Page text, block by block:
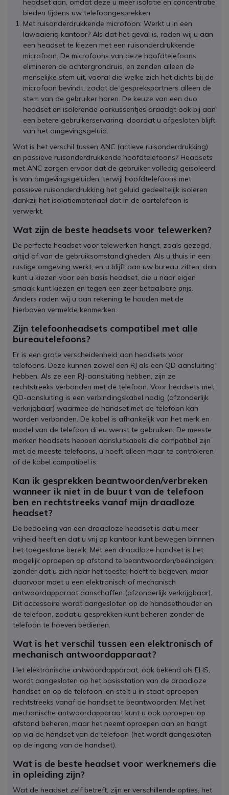
bieden tijdens uw telefoongesprekken.
Met ruisonderdrukkende microfoon: Werkt u in een
lawaaierig kantoor? Als dat het geval is, raden wij u aan
een headset te kiezen met een ruisonderdrukkende
microfoon. De microfoons van deze hoofdtelefoons
elimineren de achtergrondruis, en zenden alleen de
menselijke stem uit, vooral die welke zich het dichts bij de
microfoon bevindt, zodat de gesprekspartners alleen de
stem van de gebruiker horen. De keuze van een duo
headset en isolerende oorkussentjes draadgt ook bij aan
een betere gebruikerservaring, doordat u afgesloten blijft
van het omgevingsgeluid.
Wat is het verschil tussen ANC (actieve ruisonderdrukking)
en passieve ruisonderdrukkende hoofdtelefoons? Headsets
met ANC zorgen ervoor dat de gebruiker volledig geïsoleerd
is van omgevingsgeluiden, terwijl hoofdtelefoons met
passieve ruisonderdrukking het geluid gedeeltelijk isoleren
dankzij het isolatiemateriaal dat in de oortelefoon is
verwerkt.
Wat zijn de beste headsets voor telewerken?
De perfecte headset voor telewerken hangt, zoals gezegd,
altijd af van de gebruiksomstandigheden. Als u thuis in een
rustige omgeving werkt, en u blijft aan uw bureau zitten, dan
kunt u kiezen voor een basis headset, die u naar eigen
smaak kunt kiezen en tegen een zeer betaalbare prijs.
Anders raden wij u aan rekening te houden met de
hierboven vermelde kenmerken.
Zijn telefoonheadsets compatibel met alle
bureautelefoons?
Er is een grote verscheidenheid aan headsets voor
telefoons. Deze kunnen zowel een RJ als een QD aansluiting
hebben. Als ze een RJ-aansluiting hebben, zijn ze
rechtstreeks verbonden met de telefoon. Voor headsets met
QD-aansluiting is een verbindingskabel nodig (afzonderlijk
verkrijgbaar) waarmee de handset met de telefoon kan
worden verbonden. De kabel is afhankelijk van het merk en
model van de telefoon di eu wenst te gebruiken. De meeste
merken headsets hebben aansluitkabels die compatibel zijn
met de meeste telefoons, u hoeft alleen maar te controleren
of de kabel compatibel is.
Kan ik gesprekken beantwoorden/verbreken
wanneer ik niet in de buurt van de telefoon
ben en rechtstreeks vanaf mijn draadloze
headset?
De bedoeling van een draadloze headset is dat u meer
vrijheid heeft en dat u vrij op kantoor kunt bewegen binnnen
het toegestane bereik. Met een draadloze handset is het
mogelijk oproepen op afstand te beantwoorden/beëindigen,
zonder dat u zich naar het toestel hoeft te begeven, maar
daarvoor moet u een elektronisch of mechanisch
antwoordapparaat aanschaffen (afzonderlijk verkrijgbaar).
Dit accessoire wordt aangesloten op de handsethouder en
de telefoon, zodat u gesprekken kunt beheren zonder de
telefoon te hoeven bedienen.
Wat is het verschil tussen een elektronisch of
mechanisch antwoordapparaat?
Het elektronische antwoordapparaat, ook bekend als EHS,
wordt aangesloten op het basisstation van de draadloze
handset en op de telefoon, en stelt u in staat oproepen
rechtstreeks vanaf de handset te beantwoorden: Met het
mechanische antwoordapparaat kunt u ook oproepen op
afstand beheren, maar het neemt oproepen aan en hangt
op via de handset van de telefoon (het wordt aangesloten
op de ingang van de handset).
Wat is de beste headset voor werknemers die
in opleiding zijn?
Wat de headset zelf betreft, zijn er verschillende opties, het